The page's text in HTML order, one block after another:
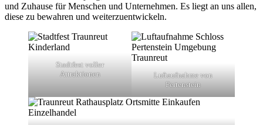
und Zuhause für Menschen und Unternehmen. Es liegt an uns allen,
diese zu bewahren und weiterzuentwickeln.
Stadtfest voller
Attraktionen
Luftaufnahme von
Pertenstein